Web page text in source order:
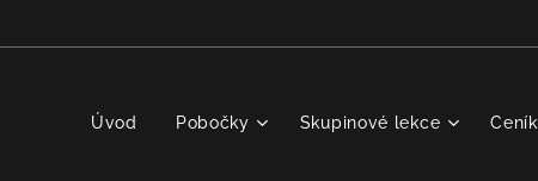
Úvod Pobočky Skupinové lekce Ceník